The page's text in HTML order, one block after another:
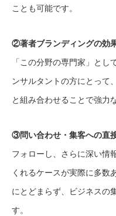
ことも可能です。
②著者ブランディングの効
「この分野の専門家」と
ンサルタントの方にとって
と組み合わせることで強力
③問い合わせ・集客への直
フォローし、さらに深い情
くれるケースが実際に多数
にとどまらず、ビジネスの
す。